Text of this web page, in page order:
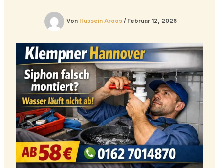
Von Hussein Aroos / Februar 12, 2026